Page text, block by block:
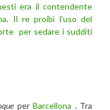
era il contendente
. Il re proibì l’uso del
per sedare i sudditi
per Barcellona . Tra